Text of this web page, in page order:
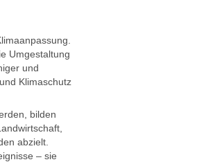
Umgestaltung
und
Klimaschutz
bilden
abzielt.
– sie